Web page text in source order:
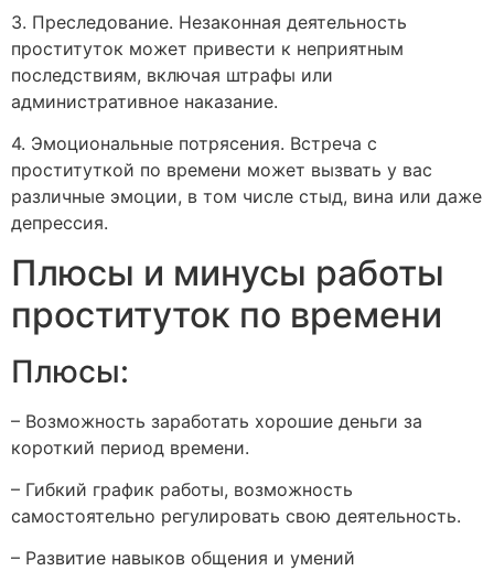
3. Преследование. Незаконная деятельность
проституток может привести к неприятным
последствиям, включая штрафы или
административное наказание.
4. Эмоциональные потрясения. Встреча с
проституткой по времени может вызвать у вас
различные эмоции, в том числе стыд, вина или даже
депрессия.
Плюсы и минусы работы
проституток по времени
Плюсы:
– Возможность заработать хорошие деньги за
короткий период времени.
– Гибкий график работы, возможность
самостоятельно регулировать свою деятельность.
– Развитие навыков общения и умений